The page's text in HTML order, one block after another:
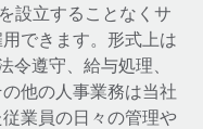
て対応
設立することなくサ
できます。形式上は
遵守、給与処理、
他の人事業務は当社
業員の日々の管理や